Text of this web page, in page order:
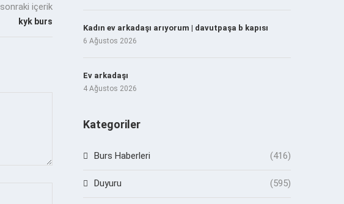
sonraki içerik
kyk burs
Kadın ev arkadaşı arıyorum | davutpaşa b kapısı
6 Ağustos 2026
Ev arkadaşı
4 Ağustos 2026
Kategoriler
Burs Haberleri (416)
Duyuru (595)